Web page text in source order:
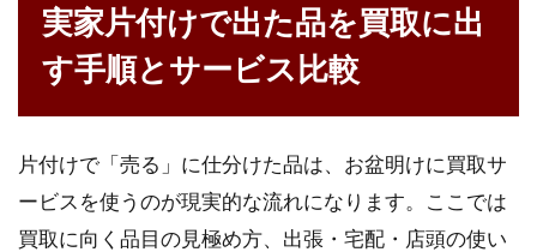
実家片付けで出た品を買取に出
す手順とサービス比較
片付けで「売る」に仕分けた品は、お盆明けに買取サ
ービスを使うのが現実的な流れになります。ここでは
買取に向く品目の見極め方、出張・宅配・店頭の使い